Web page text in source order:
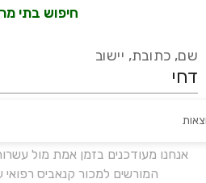
חיפוש בתי
שם, כתובת, יישוב
אנחנו מעודכנים בזמן אמת מול
המורשים למכור קנאביס